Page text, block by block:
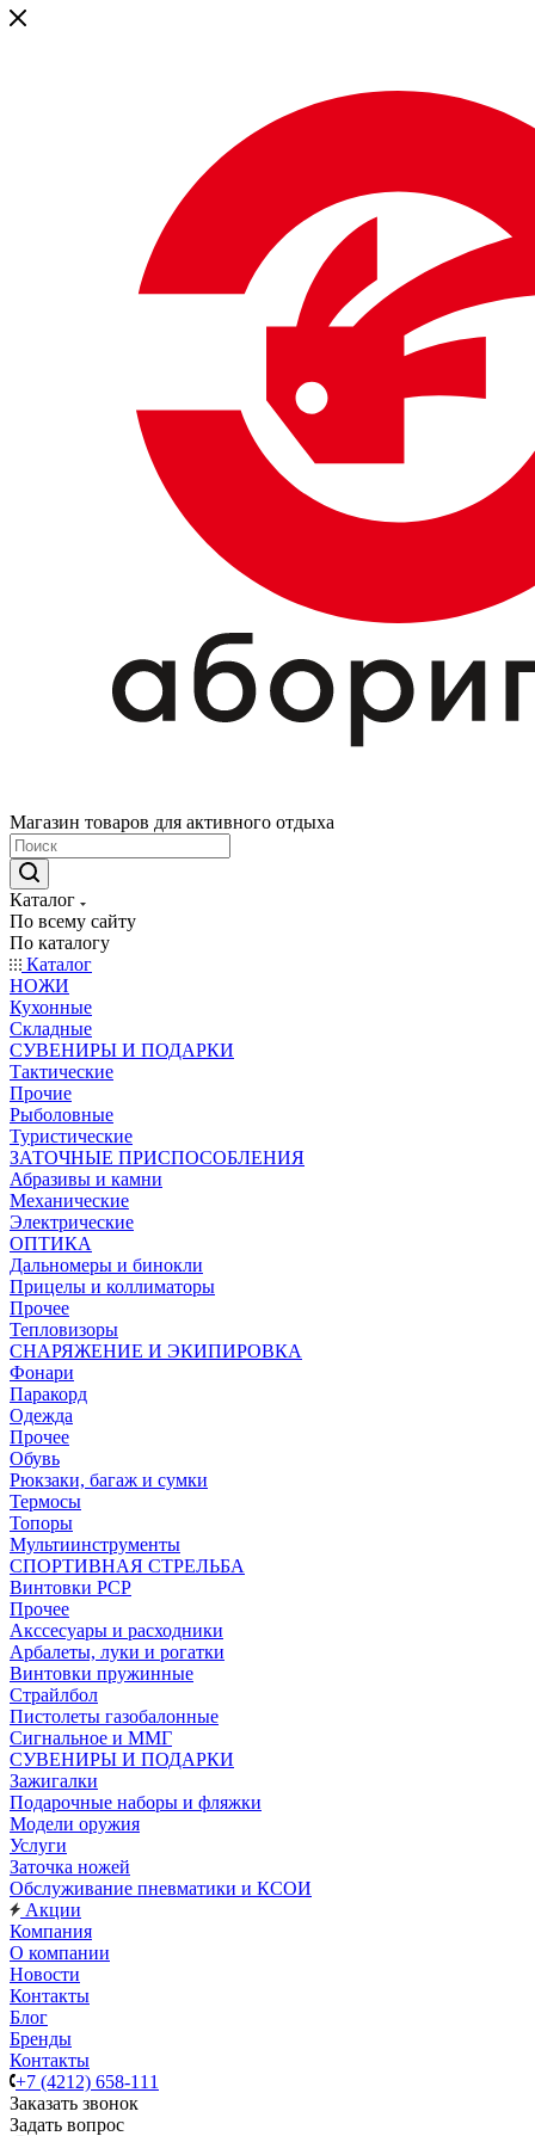
Магазин товаров для активного отдыха
Каталог
По всему сайту
По каталогу
Каталог
НОЖИ
Кухонные
Складные
СУВЕНИРЫ И ПОДАРКИ
Тактические
Прочие
Рыболовные
Туристические
ЗАТОЧНЫЕ ПРИСПОСОБЛЕНИЯ
Абразивы и камни
Механические
Электрические
ОПТИКА
Дальномеры и бинокли
Прицелы и коллиматоры
Прочее
Тепловизоры
СНАРЯЖЕНИЕ И ЭКИПИРОВКА
Фонари
Паракорд
Одежда
Прочее
Обувь
Рюкзаки, багаж и сумки
Термосы
Топоры
Мультиинструменты
СПОРТИВНАЯ СТРЕЛЬБА
Винтовки PCP
Прочее
Акссесуары и расходники
Арбалеты, луки и рогатки
Винтовки пружинные
Страйлбол
Пистолеты газобалонные
Сигнальное и ММГ
СУВЕНИРЫ И ПОДАРКИ
Зажигалки
Подарочные наборы и фляжки
Модели оружия
Услуги
Заточка ножей
Обслуживание пневматики и КСОИ
Акции
Компания
О компании
Новости
Контакты
Блог
Бренды
Контакты
+7 (4212) 658-111
Заказать звонок
Задать вопрос